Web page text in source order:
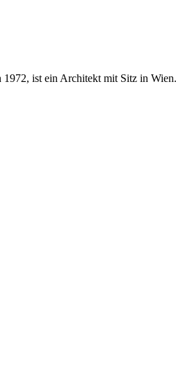
1972, ist ein Architekt mit Sitz in Wien.